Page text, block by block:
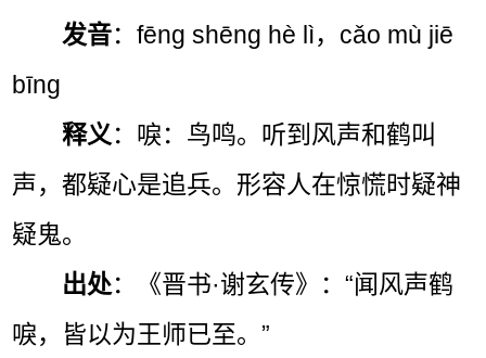
发音：fēng shēng hè lì，cǎo mù jiē
bīng
释义 ：唳：鸟鸣。听到风声和鹤叫
声，都疑心是追兵。形容人在惊慌时疑神
疑鬼。
出处：《晋书·谢玄传》：“闻风声鹤
唳，皆以为王师已至。”